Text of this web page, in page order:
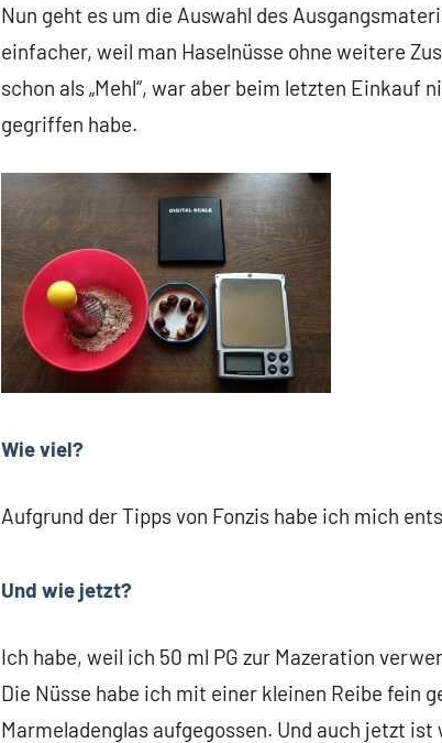
Nun geht es um die Auswahl des
einfacher, weil man Haselnüsse ohne weitere
schon als „Mehl“, war aber beim letzten Einkauf
gegriffen habe.
Wie viel?
Aufgrund der Tipps von Fonzis habe ich mich
Und wie jetzt?
Ich habe, weil ich 50 ml PG zur Mazeration
Die Nüsse habe ich mit einer kleinen Reibe fein
Marmeladenglas aufgegossen. Und auch jetzt